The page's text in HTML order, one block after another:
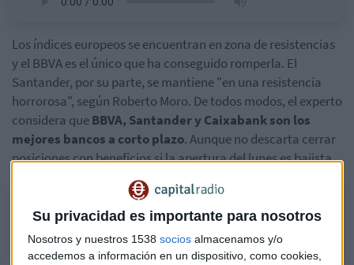
Su privacidad es importante para nosotros
Nosotros y nuestros 1538 socios almacenamos y/o
accedemos a información en un dispositivo, como cookies,
Los índices europeos se encuentran en zona de resistencias
y el BBVA es el único que ha conseguido romperla. El
Santander, por su parte, se mantiene "en una resistencia
horrorosa", según Roberto Moro. De todos modos, el experto
considera queBBVA, Santander y Caixabank son los
mejores bancos a corto plazo. Aunque no descarta cerrar
posiciones con beneficios si la apertura del lunes es bajista.